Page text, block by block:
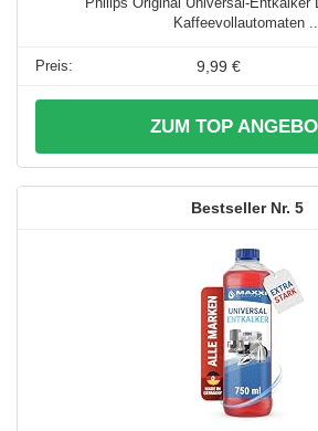
Kaffeevollautomaten
9,99 €
ZUM TOP
5